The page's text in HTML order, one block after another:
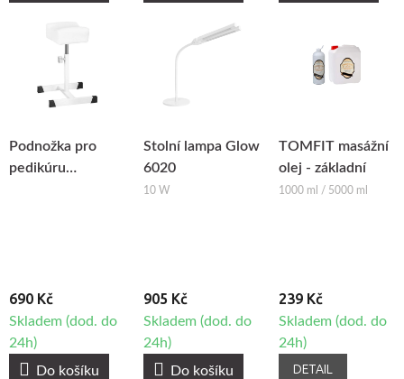
Podnožka pro
pedikúru
690 Kč
Skladem (dod. do
24h)
Do košíku
Stolní lampa Glow
6020
10 W
905 Kč
Skladem (dod. do
24h)
Do košíku
TOMFIT masážní
olej - základní
1000 ml / 5000 ml
239 Kč
Skladem (dod. do
24h)
DETAIL